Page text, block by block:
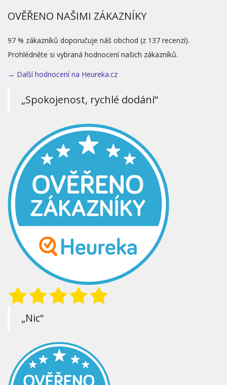
OVĚŘENO NAŠIMI ZÁKAZNÍKY
97 % zákazníků doporučuje náš obchod (z 137 recenzí).
Prohlédněte si vybraná hodnocení našich zákazníků.
→ Další hodnocení na Heureka.cz
„Spokojenost, rychlé dodání“
„Nic“